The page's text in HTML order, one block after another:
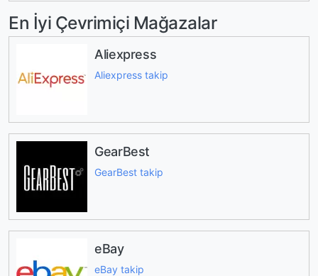
En İyi Çevrimiçi Mağazalar
Aliexpress
Aliexpress takip
GearBest
GearBest takip
eBay
eBay takip